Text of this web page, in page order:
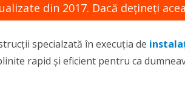
din 2017. Dacă dețineți
specialzată în execuția de
rapid și eficient pentru ca